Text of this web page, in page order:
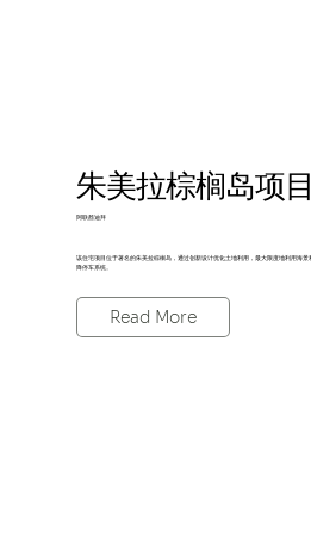
朱美拉棕榈岛项目
阿联酋迪拜
该住宅项目位于著名的朱美拉棕榈岛，通过创新设计优化土地利用，最大限度地利用海
降停车系统。
Read More